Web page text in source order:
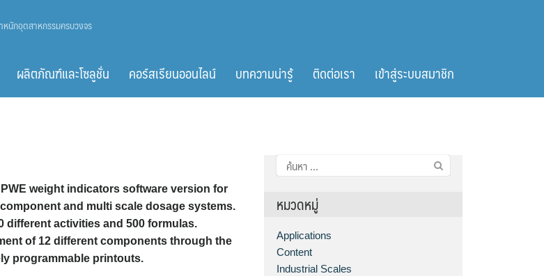
หนักอุตสาหกรรมครบวงจร
ผลิตภัณฑ์และโซลูชั่น คอร์สเรียนออนไลน์ บทความน่ารู้ ติดต่อเรา เข้าสู่ระบบสมาชิก
weight indicators software version for
and multi scale dosage systems.
different activities and 500 formulas.
of 12 different components through the
programmable printouts.
ค้นหา
สำหรับ:
หมวดหมู่
Applications
Content
Industrial Scales